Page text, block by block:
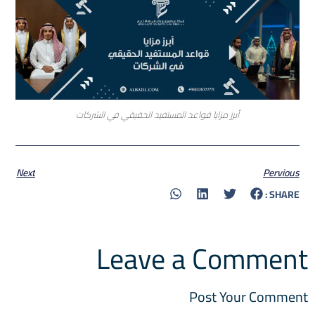
أبرز مزايا قواعد المستفيد الحقيقي في الشركات
Pervious
Next
SHARE :
Leave a Comment
Post Your Comment